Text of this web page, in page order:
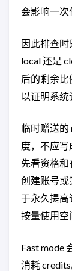
会影响一次
因此排查
local 还是
后的剩余
以证明系统
临时赠送
度，不应写
先看资格和
创建账号或
于永久提高
按量使用空
Fast mode
消耗